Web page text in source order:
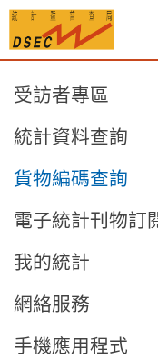
受訪者專區
統計資料查詢
貨物編碼查詢
電子統計刊物訂
我的統計
網絡服務
手機應用程式